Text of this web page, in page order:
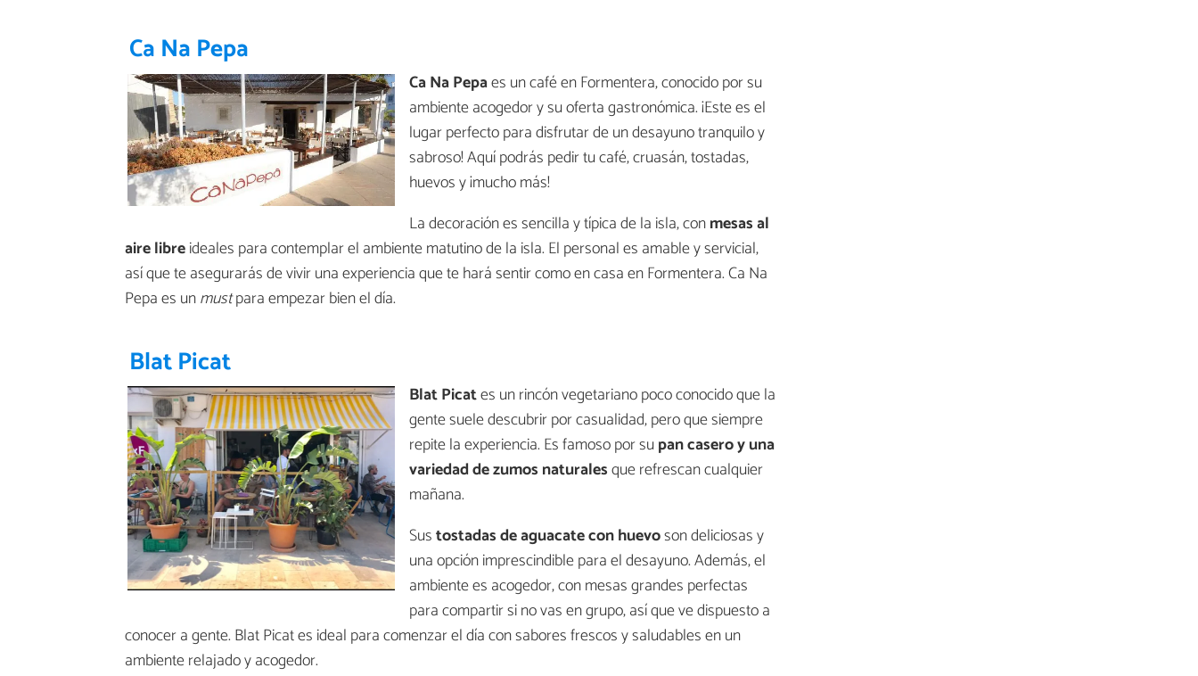
Ca Na Pepa
Ca Na Pepaes un café en Formentera, conocido por su
ambiente acogedor y su oferta gastronómica. ¡Este es el
lugar perfecto para disfrutar de un desayuno tranquilo y
sabroso! Aquí podrás pedir tu café, cruasán, tostadas,
huevos y ¡mucho más!
La decoración es sencilla y típica de la isla, conmesas al
aire libreideales para contemplar el ambiente matutino de la isla. El personal es amable y servicial,
así que te asegurarás de vivir una experiencia que te hará sentir como en casa en Formentera. Ca Na
Pepa es unmustpara empezar bien el día.
Blat Picat
Blat Picates un rincón vegetariano poco conocido que la
gente suele descubrir por casualidad, pero que siempre
repite la experiencia. Es famoso por supan casero y una
variedad de zumos naturalesque refrescan cualquier
mañana.
Sustostadas de aguacate con huevoson deliciosas y
una opción imprescindible para el desayuno. Además, el
ambiente es acogedor, con mesas grandes perfectas
para compartir si no vas en grupo, así que ve dispuesto a
conocer a gente. Blat Picat es ideal para comenzar el día con sabores frescos y saludables en un
ambiente relajado y acogedor.